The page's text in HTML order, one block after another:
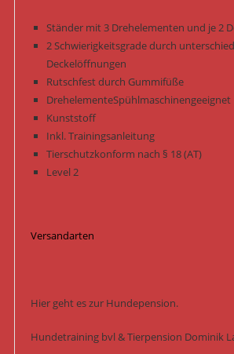
Ständer mit 3 Drehelementen und je 2
2 Schwierigkeitsgrade durch
Deckelöffnungen
Rutschfest durch Gummifüße
DrehelementeSpühlmaschinengeeignet
Kunststoff
Inkl. Trainingsanleitung
Tierschutzkonform nach § 18 (AT)
Level 2
Versandarten
Hier geht es zur Hundepension.
Hundetraining bvl & Tierpension Dominik